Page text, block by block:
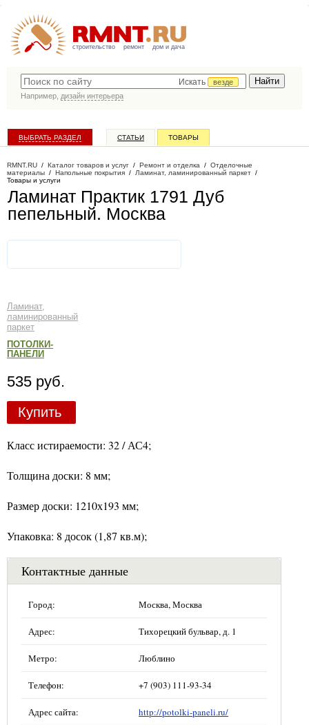
строительство ремонт дом и дача
Искать
везде
Например, дизайн интерьера
ВЫБРАТЬ РАЗДЕЛ СТАТЬИ ТОВАРЫ
RMNT.RU / Каталог товаров и услуг / Ремонт и отделка / Отделочные
материалы / Напольные покрытия / Ламинат, ламинированный паркет /
Товары и услуги
Ламинат Практик 1791 Дуб
пепельный. Москва
Ламинат,
ламинированный
паркет
ПОТОЛКИ-
ПАНЕЛИ
535 руб.
Купить
Класс истираемости: 32 / АС4;
Толщина доски: 8 мм;
Размер доски: 1210х193 мм;
Упаковка: 8 досок (1,87 кв.м);
Контактные данные
Город: Москва, Москва
Адрес: Тихорецкий бульвар, д. 1
Метро: Люблино
Телефон: +7 (903) 111-93-34
Адрес сайта: http://potolki-paneli.ru/